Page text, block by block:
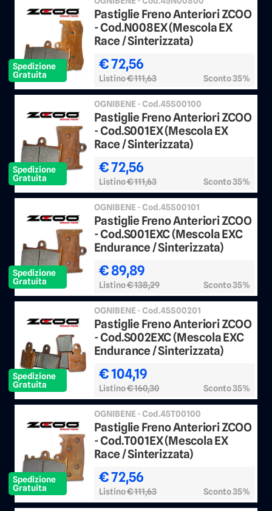
Spedizione
Gratuita
Pastiglie Freno Anteriori ZCOO
- Cod.N008EX (Mescola EX
Race / Sinterizzata)
€ 72,56
Listino€ 111,63 Sconto 35%
Spedizione
Gratuita
OGNIBENE - Cod.45S00100
Pastiglie Freno Anteriori ZCOO
- Cod.S001EX (Mescola EX
Race / Sinterizzata)
€ 72,56
Listino€ 111,63 Sconto 35%
Spedizione
Gratuita
OGNIBENE - Cod.45S00101
Pastiglie Freno Anteriori ZCOO
- Cod.S001EXC (Mescola EXC
Endurance / Sinterizzata)
€ 89,89
Listino€ 138,29 Sconto 35%
Spedizione
Gratuita
OGNIBENE - Cod.45S00201
Pastiglie Freno Anteriori ZCOO
- Cod.S002EXC (Mescola EXC
Endurance / Sinterizzata)
€ 104,19
Listino€ 160,30 Sconto 35%
Spedizione
Gratuita
OGNIBENE - Cod.45T00100
Pastiglie Freno Anteriori ZCOO
- Cod.T001EX (Mescola EX
Race / Sinterizzata)
€ 72,56
Listino€ 111,63 Sconto 35%